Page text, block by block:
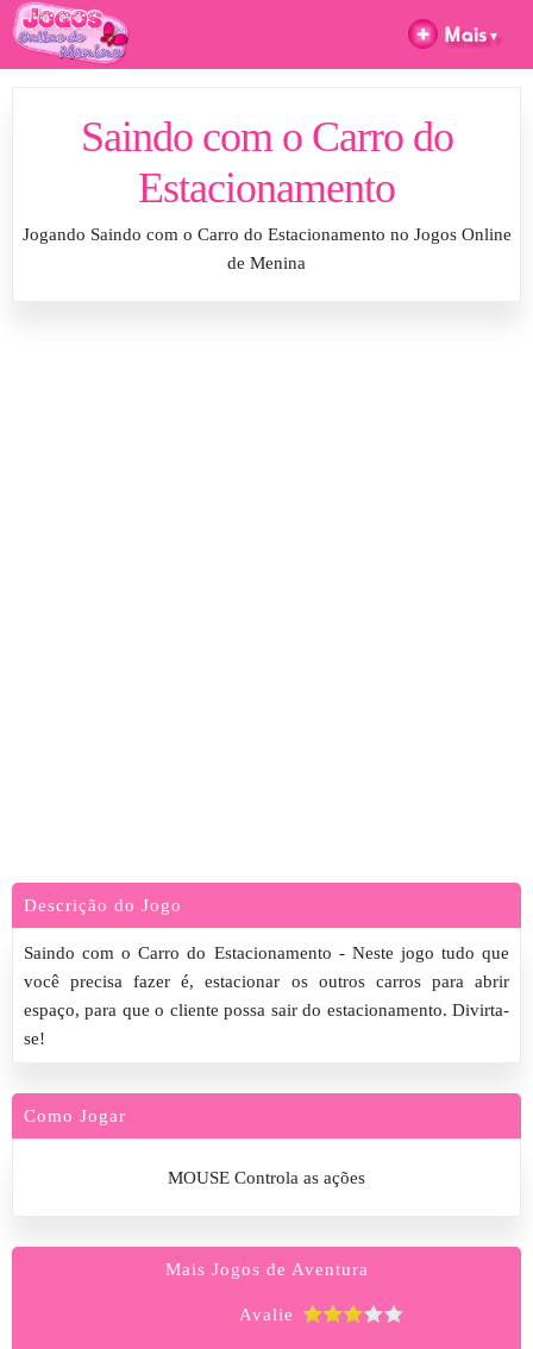
Saindo com o Carro do
Estacionamento
Jogando Saindo com o Carro do Estacionamento no Jogos Online
de Menina
Descrição do Jogo
Saindo com o Carro do Estacionamento - Neste jogo tudo que
você precisa fazer é, estacionar os outros carros para abrir
espaço, para que o cliente possa sair do estacionamento. Divirta-
se!
Como Jogar
MOUSE Controla as ações
Mais Jogos de Aventura
Avalie